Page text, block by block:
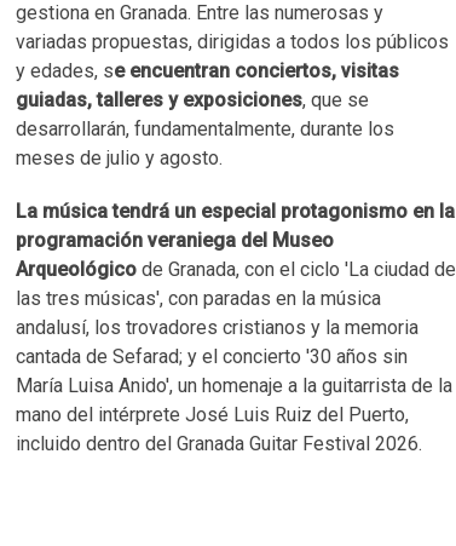
gestiona en Granada. Entre las numerosas y
variadas propuestas, dirigidas a todos los públicos
y edades, se encuentran conciertos, visitas
guiadas, talleres y exposiciones, que se
desarrollarán, fundamentalmente, durante los
meses de julio y agosto.
La música tendrá un especial protagonismo en la
programación veraniega del Museo
Arqueológico de Granada, con el ciclo 'La ciudad de
las tres músicas', con paradas en la música
andalusí, los trovadores cristianos y la memoria
cantada de Sefarad; y el concierto '30 años sin
María Luisa Anido', un homenaje a la guitarrista de la
mano del intérprete José Luis Ruiz del Puerto,
incluido dentro del Granada Guitar Festival 2026.